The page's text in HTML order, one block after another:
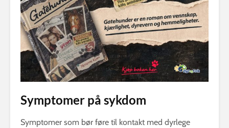
Symptomer på sykdom
Symptomer som bør føre til kontakt med dyrlege